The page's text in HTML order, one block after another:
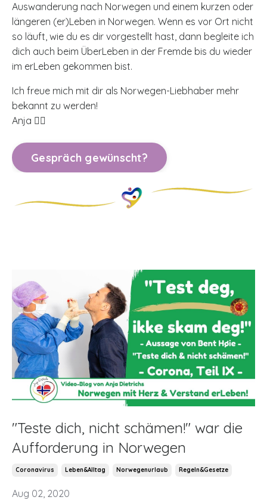
Auswanderung nach Norwegen und einem kurzen oder
längeren (er)Leben in Norwegen. Wenn es vor Ort nicht
so läuft, wie du es dir vorgestellt hast, dann begleite ich
dich auch beim ÜberLeben in der Fremde bis du wieder
im erLeben gekommen bist.
Ich freue mich mit dir als Norwegen-Liebhaber mehr
bekannt zu werden!
Anja 🙋‍♀️
Gespräch gewünscht?
"Teste dich, nicht schämen!" war die
Aufforderung in Norwegen
Coronavirus Leben&alltag Norwegenurlaub Regeln&gesetze
Aug 02, 2020